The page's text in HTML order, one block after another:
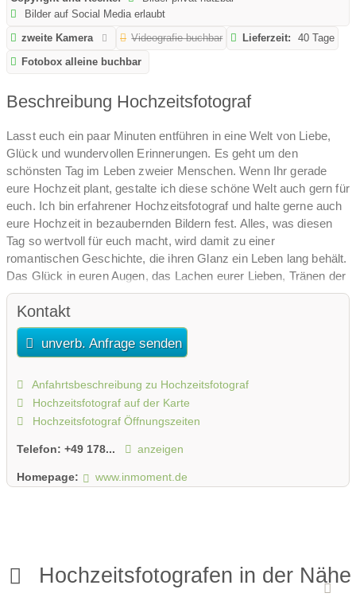
Bilder auf Social Media erlaubt
zweite Kamera
Videografie buchbar Lieferzeit:
40 Tage
Fotobox alleine buchbar
Beschreibung Hochzeitsfotograf
Lasst euch ein paar Minuten entführen in eine Welt von Liebe,
Glück und wundervollen Erinnerungen. Es geht um den
schönsten Tag im Leben zweier Menschen. Wenn Ihr gerade
eure Hochzeit plant, gestalte ich diese schöne Welt auch gern für
euch. Ich bin erfahrener Hochzeitsfotograf und halte gerne auch
eure Hochzeit in bezaubernden Bildern fest. Alles, was diesen
Tag so wertvoll für euch macht, wird damit zu einer
romantischen Geschichte, die ihren Glanz ein Leben lang behält.
Das Glück in euren Augen, das Lachen eurer Lieben, Tränen der
Rührung und die ausgelassene Freude beim Tanzen – das alles
bleibt für immer festgehalten. Diese Bilder werden euer Leben
lang in euren Herzen sein. Ein Bild sagt mehr als tausend Worte.
Wie groß kann dann erst die Wirkung eines prächtigen
zwei Menschen in herrlichen Farben zeichnet!
Ich freue mich auf euch.
Kontakt
unverb. Anfrage senden
Anfahrtsbeschreibung zu Hochzeitsfotograf
Hochzeitsfotograf auf der Karte
Hochzeitsfotograf Öffnungszeiten
Telefon: +49 178... anzeigen
Homepage: www.inmoment.de
Hochzeitsfotografen in der Nähe